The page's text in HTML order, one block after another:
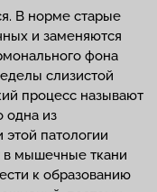
В норме старые
и заменяются
фона
слизистой
процесс называют
одна из
патологии
в мышечные ткани
к образованию